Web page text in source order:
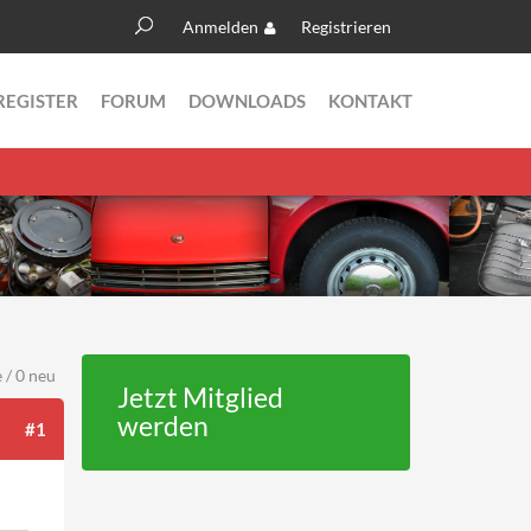
Anmelden Registrieren
Suchformular
Suche
FORUM DOWNLOADS KONTAKT
/ 0 neu
#1
Jetzt Mitglied
werden